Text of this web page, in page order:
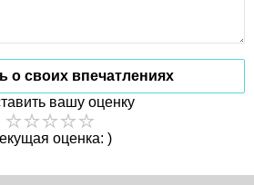
о своих впечатлениях
вашу оценку
оценка: )